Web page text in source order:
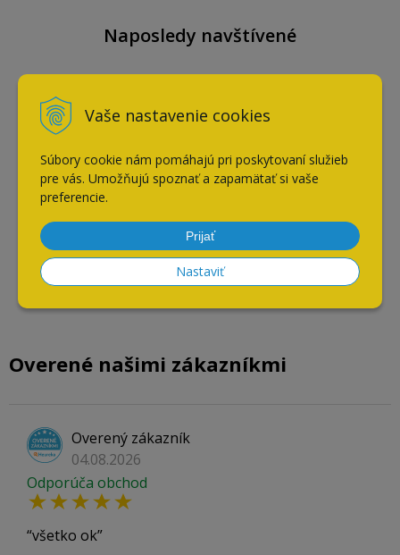
Vaše nastavenie cookies
Súbory cookie nám pomáhajú pri poskytovaní služieb
pre vás. Umožňujú spoznať a zapamätať si vaše
preferencie.
Prijať
Nastaviť
Naposledy navštívené
Batéria Blanco LINUS chróm
AKCIA -10%
Overené našimi zákazníkmi
Overený zákazník
04.08.2026
Odporúča obchod
všetko ok